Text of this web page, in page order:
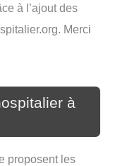
à l’ajout des
Merci
à
proposent les